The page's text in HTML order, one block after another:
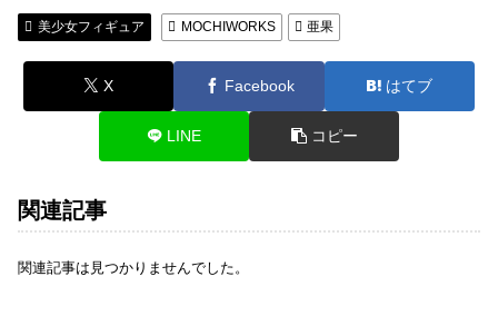
美少女フィギュア MOCHIWORKS 亜果
X Facebook はてブ
LINE コピー
関連記事
関連記事は見つかりませんでした。